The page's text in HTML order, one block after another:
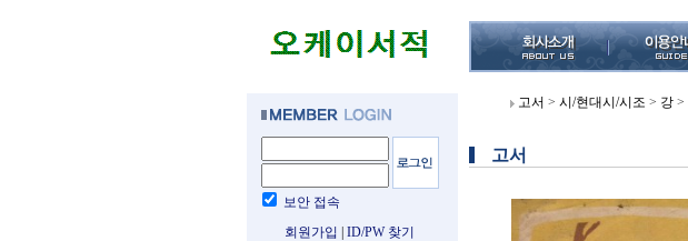
보안 접속
회원가입
ID/PW 찾기
고서 > 시/현대시/시조 > 강 >
고서